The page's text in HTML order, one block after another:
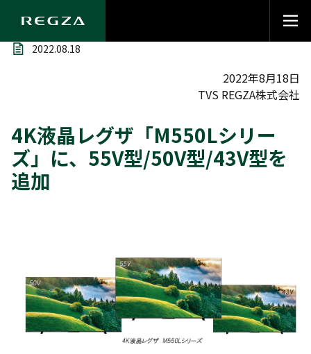
2022.08.18
2022年8月18日
TVS REGZA株式会社
4K液晶レグザ「M550Lシリー
ズ」に、55V型/50V型/43V型を
追加